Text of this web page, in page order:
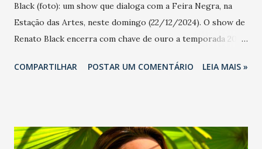
Black (foto): um show que dialoga com a Feira Negra, na
Estação das Artes, neste domingo (22/12/2024). O show de
Renato Black encerra com chave de ouro a temporada 2024
Artes, que proporcionou espetáculos gratuitos e
Black, que apresentará um repertório eclético e vibrante.
COMPARTILHAR POSTAR UM COMENTÁRIO LEIA MAIS »